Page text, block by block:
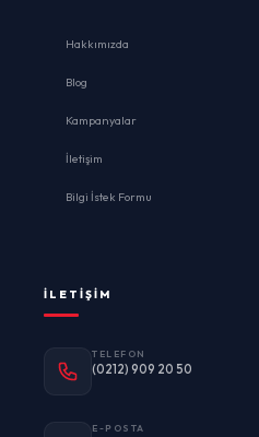
Hakkımızda
Blog
Kampanyalar
İletişim
Bilgi İstek Formu
İLETIŞIM
TELEFON
(0212) 909 20 50
E-POSTA